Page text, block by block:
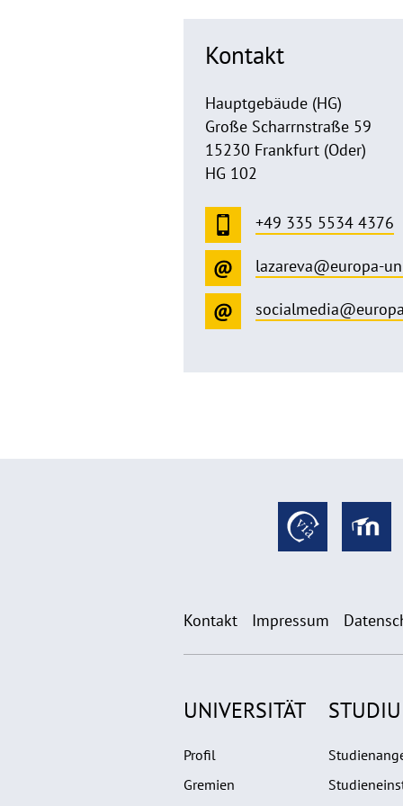
Kontakt
Hauptgebäude (HG)
Große Scharrnstraße 59
15230 Frankfurt (Oder)
HG 102
+49 335 5534 4376
lazareva@europa-
Kontakt Impressum
UNIVERSITÄT
Profil
Gremien